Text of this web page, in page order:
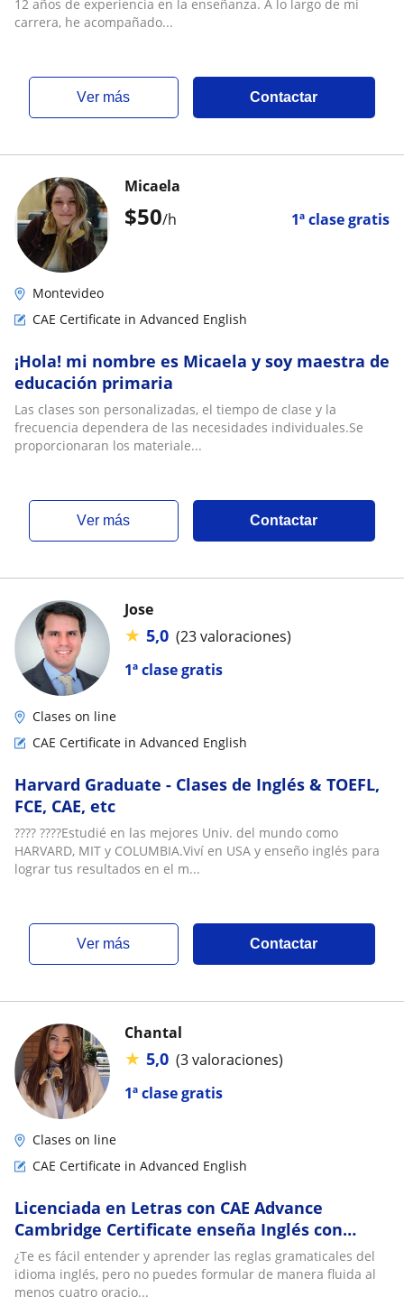
12 años de experiencia en la enseñanza. A lo largo de mi
carrera, he acompañado...
ver más Contactar
$50/h 1ª clase gratis
Micaela
Montevideo
CAE Certificate in Advanced English
¡Hola! mi nombre es Micaela y soy maestra de
educación primaria
Las clases son personalizadas, el tiempo de clase y la
frecuencia dependera de las necesidades individuales.Se
proporcionaran los materiale...
ver más Contactar
1ª clase gratis
Jose
★ 5,0 (23 valoraciones)
Clases on line
CAE Certificate in Advanced English
Harvard Graduate - Clases de Inglés & TOEFL,
FCE, CAE, etc
???? ????Estudié en las mejores Univ. del mundo como
HARVARD, MIT y COLUMBIA.Viví en USA y enseño inglés para
lograr tus resultados en el m...
ver más Contactar
1ª clase gratis
Chantal
★ 5,0 (3 valoraciones)
Clases on line
CAE Certificate in Advanced English
Licenciada en Letras con CAE Advance
Cambridge Certificate enseña Inglés con
enfoque conversacional y/o académico,
Business English, Legal English y/o prepara
para examen internacional FCE de Cambridge
¿Te es fácil entender y aprender las reglas gramaticales del
idioma inglés, pero no puedes formular de manera fluida al
menos cuatro oracio...